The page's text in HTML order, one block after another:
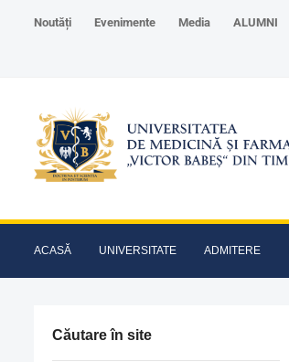
Noutăți Evenimente Media ALUMNI
ACASĂ UNIVERSITATE ADMITERE
Căutare în site